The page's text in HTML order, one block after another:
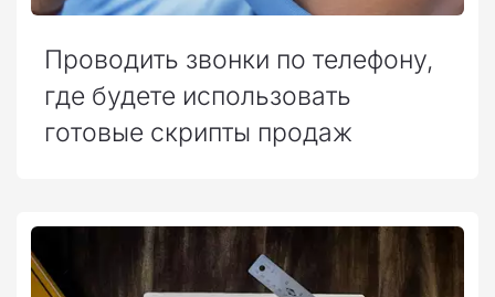
Проводить звонки по телефону,
где будете использовать
готовые скрипты продаж